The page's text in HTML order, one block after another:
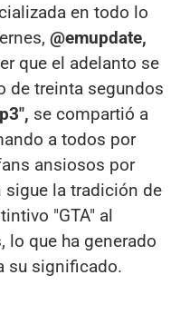
en todo lo
@emupdate,
que el adelanto se
de treinta segundos
se compartió a
a todos por
ansiosos por
sigue la tradición de
"GTA" al
lo que ha generado
su significado.